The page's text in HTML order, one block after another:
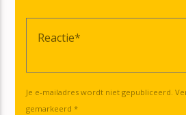
Je e-mailadres wordt niet gepubliceerd.
gemarkeerd *